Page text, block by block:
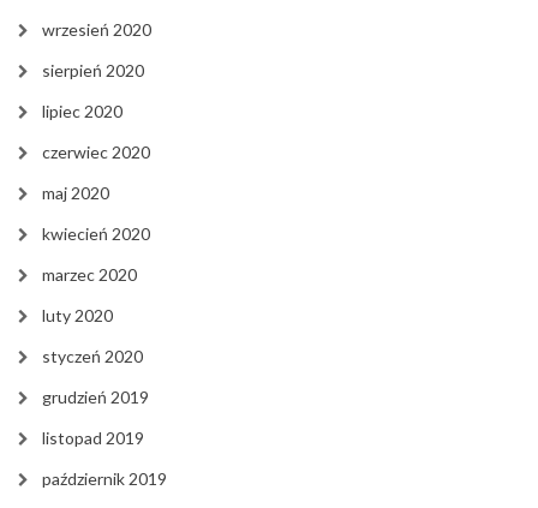
wrzesień 2020
sierpień 2020
lipiec 2020
czerwiec 2020
maj 2020
kwiecień 2020
marzec 2020
luty 2020
styczeń 2020
grudzień 2019
listopad 2019
październik 2019